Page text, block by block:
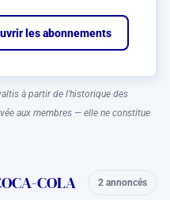
les abonnements
à partir de l'historique des
aux membres — elle ne constitue
COLA 2 annoncés